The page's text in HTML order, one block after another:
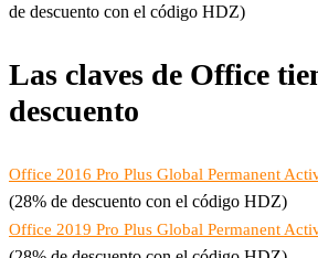
de descuento con el código HDZ)
Las claves de Office
descuento
Office 2016 Pro Plus Global Permanent
(28% de descuento con el código HDZ)
Office 2019 Pro Plus Global Permanent